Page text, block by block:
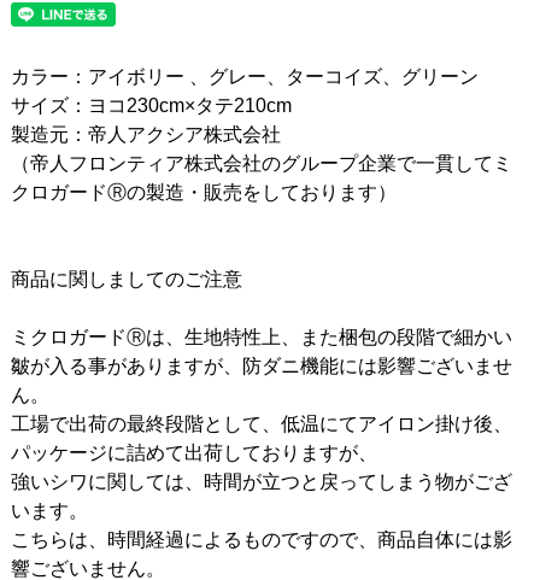
カラー：アイボリー 、グレー、ターコイズ、グリーン
サイズ：ヨコ230cm×タテ210cm
製造元：帝人アクシア株式会社
（帝人フロンティア株式会社のグループ企業で一貫してミ
クロガードⓇの製造・販売をしております）
商品に関しましてのご注意
ミクロガードⓇは、生地特性上、また梱包の段階で細かい
皺が入る事がありますが、防ダニ機能には影響ございませ
ん。
工場で出荷の最終段階として、低温にてアイロン掛け後、
パッケージに詰めて出荷しておりますが、
強いシワに関しては、時間が立つと戻ってしまう物がござ
います。
こちらは、時間経過によるものですので、商品自体には影
響ございません。